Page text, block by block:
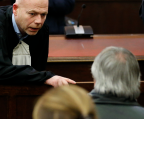
l'article "Procès Abdeslam : Sven